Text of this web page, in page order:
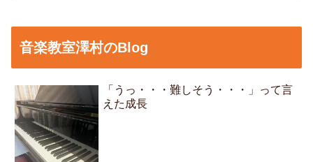
音楽教室澤村のBlog
「うっ・・・難しそう・・・」って言
えた成長